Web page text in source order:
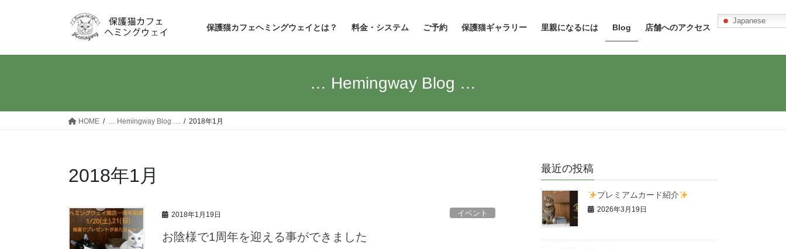
保護猫カフェヘミングウェイとは？ 料金・システム ご予約 保護猫ギャラリー 里親になるには Blog 店舗へのアクセス
Japanese
… Hemingway Blog …
HOME … Hemingway Blog … 2018年1月
2018年1月
2018年1月19日 イベント
お陰様で1周年を迎える事ができました
最近の投稿
プレミアムカード紹介
2026年3月19日